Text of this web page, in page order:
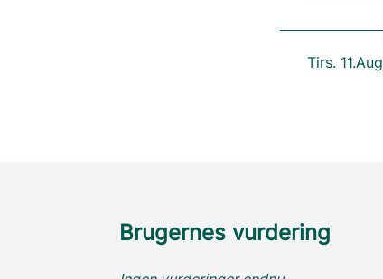
Tirs. 11.Aug
Brugernes vurdering